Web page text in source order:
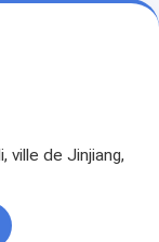
ville de Jinjiang,